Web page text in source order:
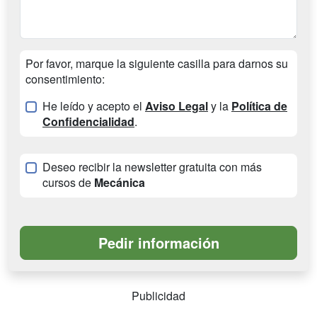
Por favor, marque la siguiente casilla para darnos su
consentimiento:
He leído y acepto el Aviso Legaly la Política de
Confidencialidad.
Deseo recibir la newsletter gratuita con más
cursos de Mecánica
Publicidad